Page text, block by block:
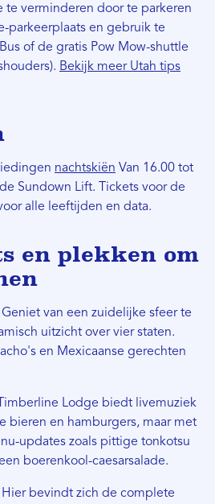
te verminderen door te parkeren
parkeerplaats en gebruik te
of de gratis Pow Mow-shuttle
Bekijk meer Utah tips
nachtskiën Van 16.00 tot
Sundown Lift. Tickets voor de
alle leeftijden en data.
en plekken om
Geniet van een zuidelijke sfeer te
uitzicht over vier staten.
en Mexicaanse gerechten
Lodge biedt livemuziek
bieren en hamburgers, maar met
updates zoals pittige tonkotsu
boerenkool-caesarsalade.
Hier bevindt zich de complete